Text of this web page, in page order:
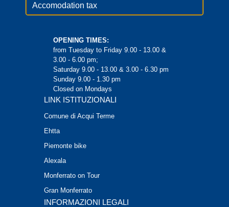
Accomodation tax
OPENING TIMES:
from Tuesday to Friday 9.00 - 13.00 &
3.00 - 6.00 pm;
Saturday 9.00 - 13.00 & 3.00 - 6.30 pm
Sunday 9.00 - 1.30 pm
Closed on Mondays
LINK ISTITUZIONALI
Comune di Acqui Terme
Ehtta
Piemonte bike
Alexala
Monferrato on Tour
Gran Monferrato
INFORMAZIONI LEGALI